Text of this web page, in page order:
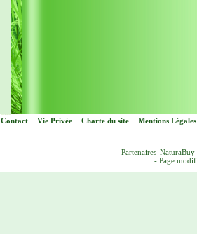
Contact Vie Privée Charte du site Mentions Légales
Partenaires NaturaBuy
- Page